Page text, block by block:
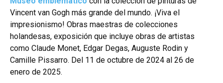
Vincent van Gogh más grande del mundo. ¡Viva el
impresionismo! Obras maestras de colecciones
holandesas, exposición que incluye obras de artistas
como Claude Monet, Edgar Degas, Auguste Rodin y
Camille Pissarro. Del 11 de octubre de 2024 al 26 de
enero de 2025.